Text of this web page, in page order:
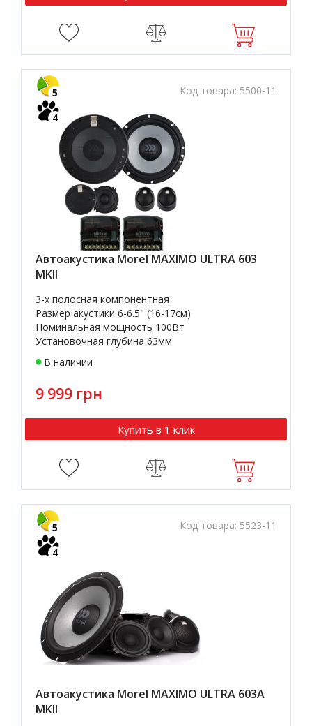
Код товара: 5500-11
5
4
Автоакустика Morel MAXIMO ULTRA 603
MKII
3-х полосная компонентная
Размер акустики 6-6.5" (16-17см)
Номинальная мощность 100Вт
Установочная глубина 63мм
В наличии
9 999 грн
Купить в 1 клик
Код товара: 5523-11
5
4
Автоакустика Morel MAXIMO ULTRA 603A
MKII